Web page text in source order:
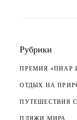
Рубрики
ПРЕМИЯ «ПИАР
ОТДЫХ НА
ПУТЕШЕСТВИЯ
ПЛЯЖИ МИРА